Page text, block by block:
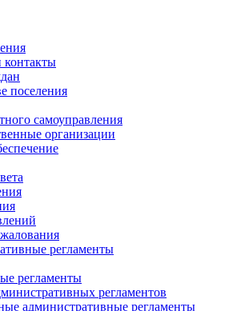
контакты
поселения
самоуправления
организации
регламенты
регламенты
регламентов
административные регламенты